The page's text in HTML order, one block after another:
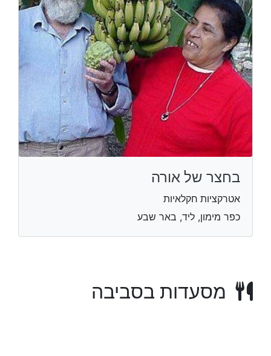
בחצר של אורה
אטרקציות חקלאיות
כפר מימון, ליד, באר שבע
מסעדות בסביבה